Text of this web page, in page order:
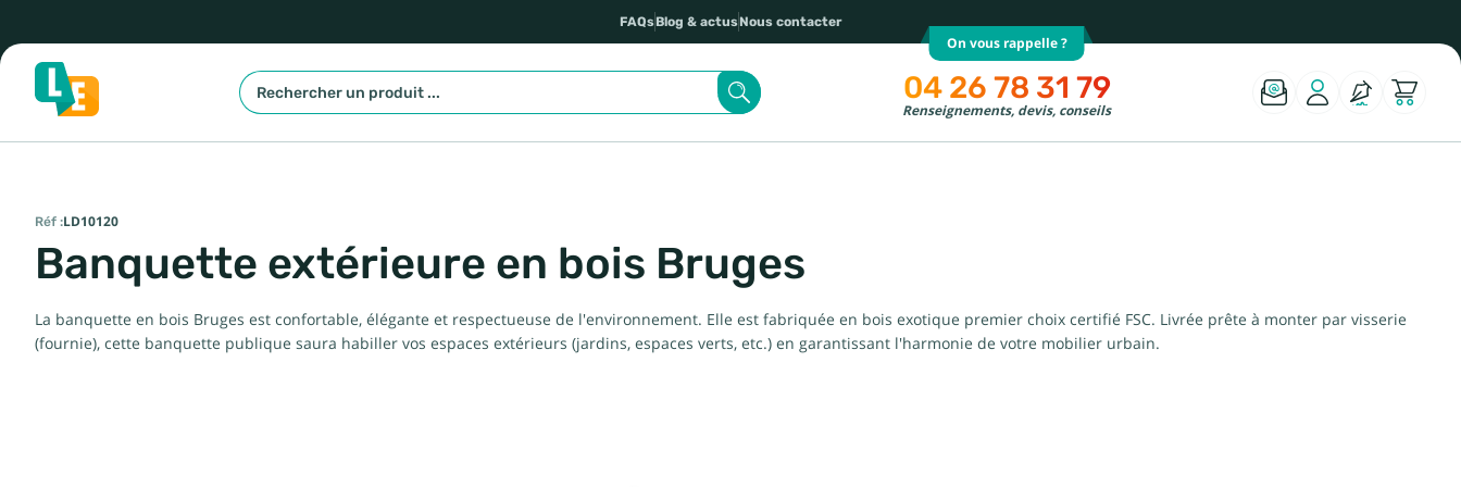
FAQsBlog & actusNous contacter
On vous rappelle ?
04 26 78 31 79
Renseignements, devis, conseils
Réf :LD10120
Banquette extérieure en bois Bruges
La banquette en bois Bruges est confortable, élégante et respectueuse de l'environnement. Elle est fabriquée en bois exotique premier choix certifié FSC. Livrée prête à monter par visserie
(fournie), cette banquette publique saura habiller vos espaces extérieurs (jardins, espaces verts, etc.) en garantissant l'harmonie de votre mobilier urbain.